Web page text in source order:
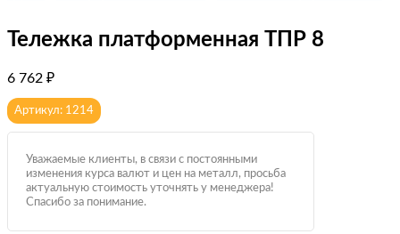
Тележка платформенная ТПР 8
6 762 ₽
Артикул: 1214
Уважаемые клиенты, в связи с постоянными
изменения курса валют и цен на металл, просьба
актуальную стоимость уточнять у менеджера!
Спасибо за понимание.